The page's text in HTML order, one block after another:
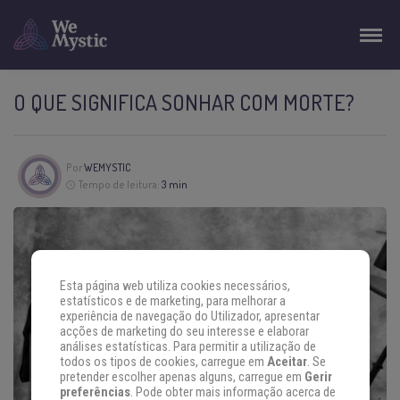
O QUE SIGNIFICA SONHAR COM MORTE?
PorWEMYSTIC
Tempo de leitura: 3 min
Esta página web utiliza cookies necessários,
estatísticos e de marketing, para melhorar a
experiência de navegação do Utilizador, apresentar
acções de marketing do seu interesse e elaborar
análises estatísticas. Para permitir a utilização de
todos os tipos de cookies, carregue em Aceitar. Se
pretender escolher apenas alguns, carregue em Gerir
preferências. Pode obter mais informação acerca de